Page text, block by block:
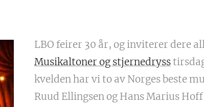
LBO feirer 30 år, og inviterer dere
Musikaltoner og stjernedryss
kvelden har vi to av Norges beste
Ruud Ellingsen og Hans Marius